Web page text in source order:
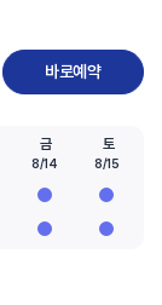
바로예약
금
8/14
토
8/15